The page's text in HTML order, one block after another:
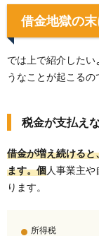
借金地獄の
では上で紹介した
うなことが起こるの
税金が支払え
借金が増え続ける
ます。個人事業主
ります。
所得税